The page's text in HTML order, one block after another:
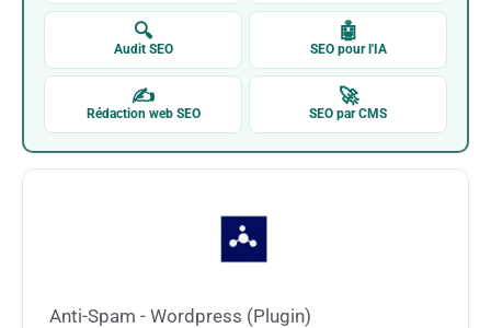
🔍
Audit SEO
🤖
SEO pour l'IA
✍
Rédaction web SEO
🚀
SEO par CMS
Anti-Spam - Wordpress (Plugin)